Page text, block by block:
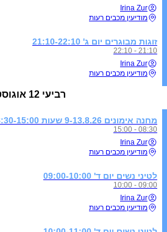
Irina Zur
מודיעין מכבים רעות
זוגות מבוגרים יום ג' 21:10-22:10
21:10 - 22:10
Irina Zur
מודיעין מכבים רעות
רביעי 12 אוגוסט
מחנה אימונים 9-13.8.26 שעות 8:30-15:00
08:30 - 15:00
Irina Zur
מודיעין מכבים רעות
לטיני נשים יום ד' 09:00-10:00
09:00 - 10:00
Irina Zur
מודיעין מכבים רעות